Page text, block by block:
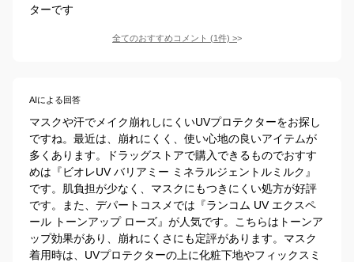
ターです
全てのおすすめコメント (1件) >
AIによる回答
マスクや汗でメイク崩れしにくいUVプロテクターをお探し
ですね。最近は、崩れにくく、使い心地の良いアイテムが
多くあります。ドラッグストアで購入できるものでおすす
めは『ビオレUV バリアミー ミネラルジェントルミルク』
です。肌負担が少なく、マスクにもつきにくい処方が好評
です。また、デパートコスメでは『ランコム UV エクスペ
ール トーンアップ ローズ』が人気です。こちらはトーンア
ップ効果があり、崩れにくさにも定評があります。マスク
着用時は、UVプロテクターの上に化粧下地やフィックスミ